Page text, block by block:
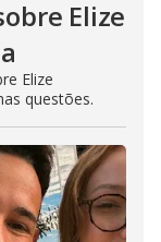
Elize
Elize
questões.